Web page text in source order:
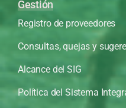
Gestión
Registro de proveedores
Consultas, quejas y
Alcance del SIG
Política del Sistema